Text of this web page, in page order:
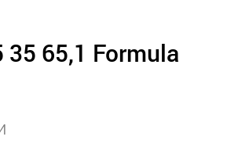
35 65,1 Formula